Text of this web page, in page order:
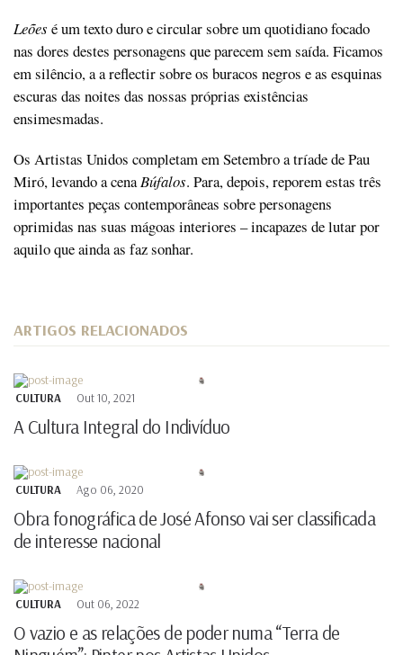
Leões é um texto duro e circular sobre um quotidiano focado
nas dores destes personagens que parecem sem saída. Ficamos
em silêncio, a a reflectir sobre os buracos negros e as esquinas
escuras das noites das nossas próprias existências
ensimesmadas.
Os Artistas Unidos completam em Setembro a tríade de Pau
Miró, levando a cenaBúfalos. Para, depois, reporem estas três
importantes peças contemporâneas sobre personagens
oprimidas nas suas mágoas interiores – incapazes de lutar por
aquilo que ainda as faz sonhar.
ARTIGOS RELACIONADOS
CULTURA Out 10, 2021
A Cultura Integral do Indivíduo
CULTURA Ago 06, 2020
Obra fonográfica de José Afonso vai ser classificada
de interesse nacional
CULTURA Out 06, 2022
O vazio e as relações de poder numa “Terra de